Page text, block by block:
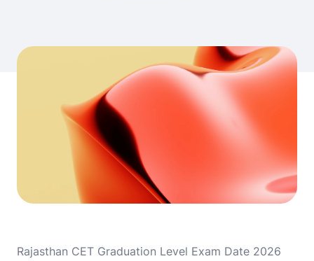
Rajasthan CET Graduation Level Exam Date 2026